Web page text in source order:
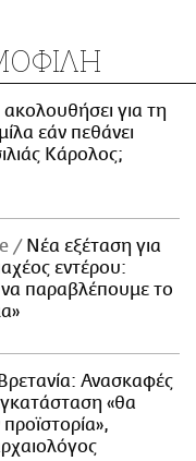
για τη
εάν πεθάνει
Κάρολος;
Νέα εξέταση για
εντέρου:
να παραβλέπουμε το
Ανασκαφές
«θα